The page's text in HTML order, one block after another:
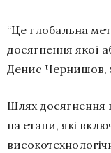
“Це глобальна
досягнення якої
Денис Чернишов,
Шлях досягнення
на етапи, які